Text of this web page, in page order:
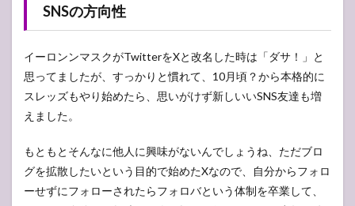
SNSの方向性
イーロンンマスクがTwitterをXと改名した時は「ダサ！」と
思ってましたが、すっかりと慣れて、10月頃？から本格的に
スレッズもやり始めたら、思いがけず新しいいSNS友達も増
えました。
もともとそんなに他人に興味がないんでしょうね、ただブロ
グを拡散したいという目的で始めたXなので、自分からフォロ
ーせずにフォローされたらフォロバという体制を卒業して、